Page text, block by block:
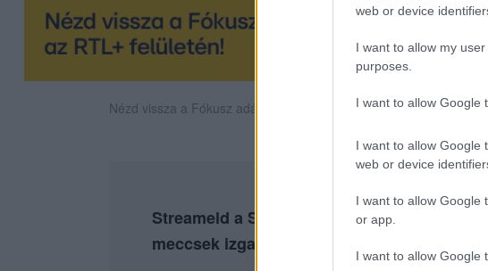
web or device
I want to allow my
purposes.
I want to allow Google
I want to allow Google
web or device
I want to allow Google
or app.
I want to allow Google
Nézd vissza a Fókusz adásait az RTL+-on!
Streameld a Sztárbox legemlékezetesebb
meccsek izgalmát az